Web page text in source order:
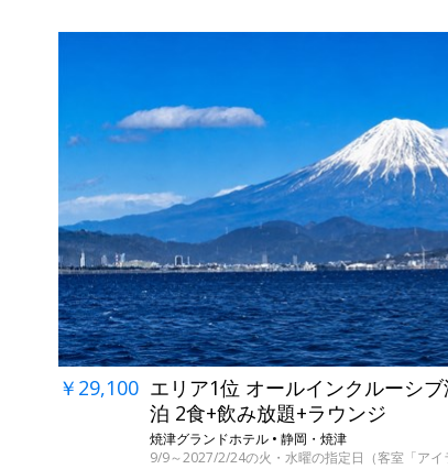
￥29,100 エリア1位 オールインクルーシ
泊 2食+飲み放題+ラウンジ
焼津グランドホテル • 静岡・焼津
9/9～2027/2/24の火・水曜の指定日（客室「アイ